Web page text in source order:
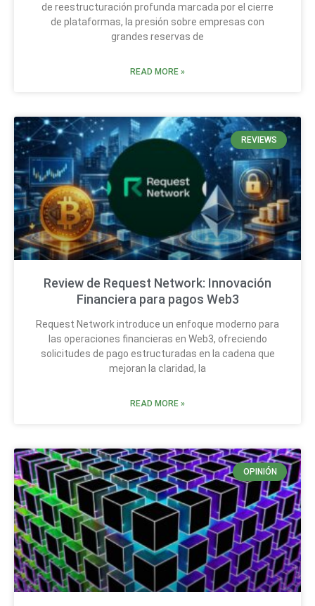
de reestructuración profunda marcada por el cierre
de plataformas, la presión sobre empresas con
grandes reservas de
READ MORE »
REVIEWS
Review de Request Network: Innovación
Financiera para pagos Web3
Request Network introduce un enfoque moderno para
las operaciones financieras en Web3, ofreciendo
solicitudes de pago estructuradas en la cadena que
mejoran la claridad, la
READ MORE »
OPINIÓN